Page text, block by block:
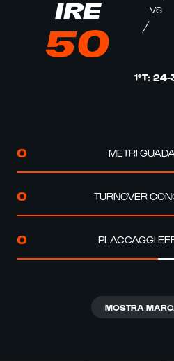
IRE
50
VS
1°T: 24-
0 METRI
0 TURNOVER
0 PLACCAGGI
MOSTRA